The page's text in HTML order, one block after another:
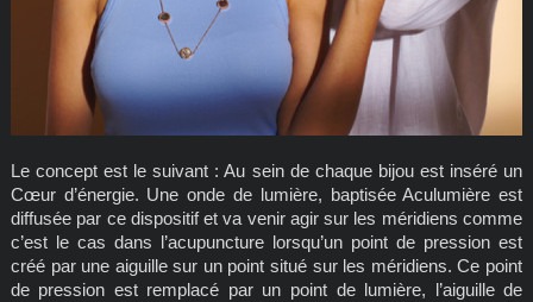
Le concept est le suivant : Au sein de chaque bijou est inséré un
Cœur d’énergie. Une onde de lumière, baptisée Aculumière est
diffusée par ce dispositif et va venir agir sur les méridiens comme
c’est le cas dans l’acupuncture lorsqu’un point de pression est
créé par une aiguille sur un point situé sur les méridiens. Ce point
de pression est remplacé par un point de lumière, l’aiguille de